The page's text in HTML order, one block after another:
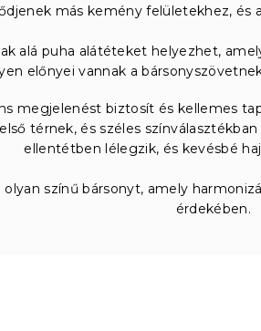
más kemény felületekhez, és
alá puha alátéteket helyezhet,
előnyei vannak a
megjelenést biztosít és kellemes
térnek, és széles
ellentétben lélegzik, és kevésbé
olyan színű bársonyt, amely
érdekében.